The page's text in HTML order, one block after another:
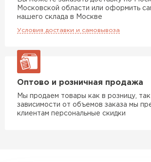
Московской области или оформить
нашего склада в Москве
Условия доставки и самовывоза
Оптово и розничная продажа
Мы продаем товары как в розницу,
зависимости от объемов заказа мы
клиентам персональные скидки